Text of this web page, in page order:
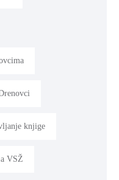
knjige
VSŽ